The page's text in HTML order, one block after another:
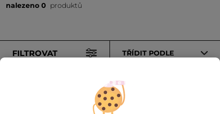
nalezeno 0 produktů
FILTROVAT TŘÍDIT PODLE